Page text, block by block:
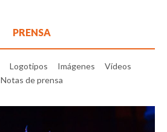
PRENSA
Logotipos Imágenes
Vídeos
Notas de prensa